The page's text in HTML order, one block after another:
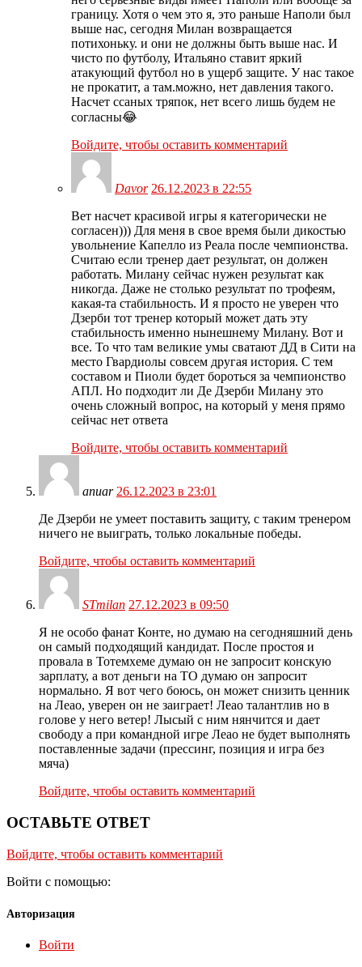
границу. Хотя о чем это я, это раньше Наполи был
выше нас, сегодня Милан возвращается
потихоньку. и они не должны быть выше нас. И
чисто по футболу, Итальяно ставит яркий
атакующий футбол но в ущерб защите. У нас такое
не прокатит, а там.можно, нет давления такого.
Насчет ссаных тряпок, нет всего лишь будем не
согласны😂
Войдите, чтобы оставить комментарий
Davor 26.12.2023 в 22:55
Вет насчет красивой игры я категорически не
согласен))) Для меня в свое время были дикостью
увольнение Капелло из Реала после чемпионства.
Считаю если тренер дает результат, он должен
работать. Милану сейчас нужен результат как
никогда. Даже не столько результат по трофеям,
какая-та стабильность. И я просто не уверен что
Дзерби тот тренер который может дать эту
стабильность именно нынешнему Милану. Вот и
все. То что там великие умы сватают ДД в Сити на
место Гвардиолы совсем другая история. С тем
составом и Пиоли будет бороться за чемпионство
АПЛ. Но подходит ли Де Дзерби Милану это
очень сложный вопрос, на который у меня прямо
сейчас нет ответа
Войдите, чтобы оставить комментарий
anuar 26.12.2023 в 23:01
Де Дзерби не умеет поставить защиту, с таким тренером
ничего не выиграть, только локальные победы.
Войдите, чтобы оставить комментарий
STmilan 27.12.2023 в 09:50
Я не особо фанат Конте, но думаю на сегодняшний день
он самый подходящий кандидат. После простоя и
провала в Тотемхеме думаю он не запросит конскую
зарплату, а вот деньги на ТО думаю он запросит
нормально. Я вот чего боюсь, он может снизить ценник
на Леао, уверен он не заиграет! Леао талантлив но в
голове у него ветер! Лысый с ним нянчится и дает
свободу а при командной игре Леао не будет выполнять
поставленные задачи (прессинг, позиция и игра без
мяча)
Войдите, чтобы оставить комментарий
ОСТАВЬТЕ ОТВЕТ
Войдите, чтобы оставить комментарий
Войти с помощью:
Авторизация
Войти